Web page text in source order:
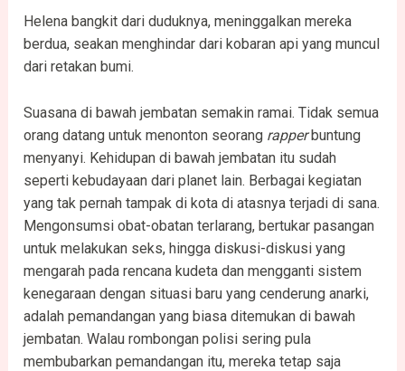
Helena bangkit dari duduknya, meninggalkan mereka
berdua, seakan menghindar dari kobaran api yang muncul
dari retakan bumi.
Suasana di bawah jembatan semakin ramai. Tidak semua
orang datang untuk menonton seorang rapperbuntung
menyanyi. Kehidupan di bawah jembatan itu sudah
seperti kebudayaan dari planet lain. Berbagai kegiatan
yang tak pernah tampak di kota di atasnya terjadi di sana.
Mengonsumsi obat-obatan terlarang, bertukar pasangan
untuk melakukan seks, hingga diskusi-diskusi yang
mengarah pada rencana kudeta dan mengganti sistem
kenegaraan dengan situasi baru yang cenderung anarki,
adalah pemandangan yang biasa ditemukan di bawah
jembatan. Walau rombongan polisi sering pula
membubarkan pemandangan itu, mereka tetap saja